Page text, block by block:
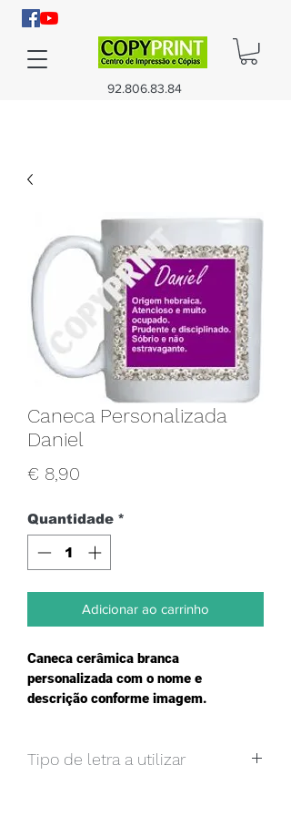
92.806.83.84
Caneca Personalizada
Daniel
€ 8,90
Quantidade *
Adicionar ao carrinho
Caneca cerâmica branca
personalizada com o nome e
descrição conforme imagem.
Tipo de letra a utilizar